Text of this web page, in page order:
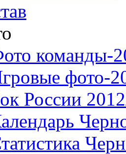
команды-
фото-
России